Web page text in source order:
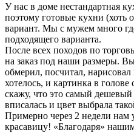
У нас в доме нестандартная
поэтому готовые кухни
вариант. Мы с мужем много
подходящего варианта.
После всех походов по
на заказ под наши размеры.
обмерил, посчитал,
хотелось, и картинка в
скажу, что это самый
вписалась и цвет выбрала
Примерно через 2 недели
красавицу! «Благодаря»